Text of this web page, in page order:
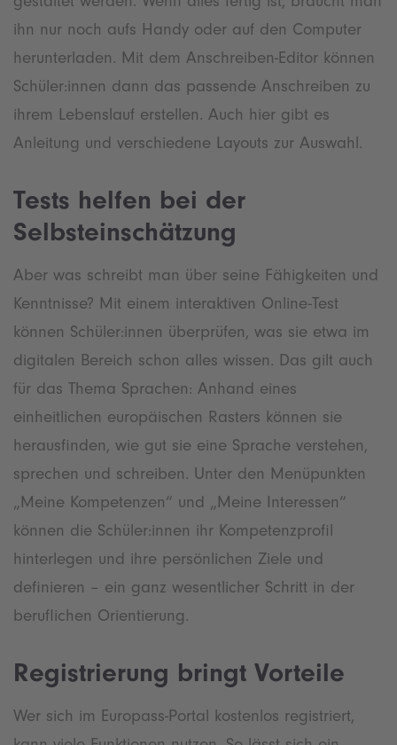
ihn nur noch aufs Handy oder auf den Computer
herunterladen. Mit dem Anschreiben-Editor können
Schüler:innen dann das passende Anschreiben zu
ihrem Lebenslauf erstellen. Auch hier gibt es
Anleitung und verschiedene Layouts zur Auswahl.
Tests helfen bei der
Selbsteinschätzung
Aber was schreibt man über seine Fähigkeiten und
Kenntnisse? Mit einem interaktiven Online-Test
können Schüler:innen überprüfen, was sie etwa im
digitalen Bereich schon alles wissen. Das gilt auch
für das Thema Sprachen: Anhand eines
einheitlichen europäischen Rasters können sie
herausfinden, wie gut sie eine Sprache verstehen,
sprechen und schreiben. Unter den Menüpunkten
„Meine Kompetenzen“ und „Meine Interessen“
können die Schüler:innen ihr Kompetenzprofil
hinterlegen und ihre persönlichen Ziele und
definieren – ein ganz wesentlicher Schritt in der
beruflichen Orientierung.
Registrierung bringt Vorteile
Wer sich im Europass-Portal kostenlos registriert,